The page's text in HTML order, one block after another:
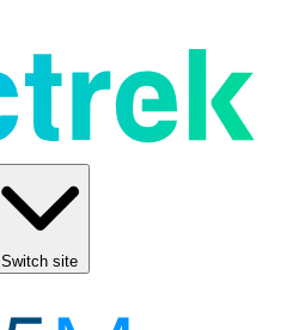
Switch site